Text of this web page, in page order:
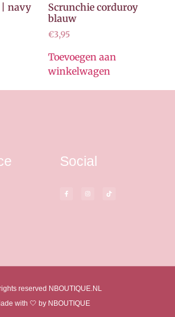
| navy
Scrunchie corduroy
blauw
€3,95
Toevoegen aan
winkelwagen
Social
reserved NBOUTIQUE.NL
with 🤍 by NBOUTIQUE